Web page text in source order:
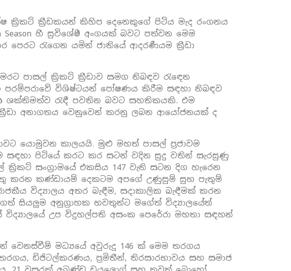
ක්‍රිකට් ක්‍රීඩකයන් කිහිප දෙනෙකුගේ පිටිය මැද රංගනය
හී සුවිශේෂී අංගයක් බවට පත්වන මෙම
රැගෙන යමින් ජාතියේ ආදරණීයම ක්‍රීඩා
පාසල් ක්‍රිකට් ක්‍රීඩාව සමග නිබඳව රැ‍ඳෙන
පරම්පරාවේ විශිෂ්ටයන් පෝෂණය කිරීම සඳහා නිබඳව
ශක්තිමත්ව රැඳී පවතින බවට සහතිකයකි. එම
අනාගතය වෙනුවෙන් කරනු ලබන ආයෝජනයක් ද
යොමුවන කාලයයි. මුළු මහත් පාසල් ප්‍රජාවම
සඳහා පිටියේ කරට කර සටන් වදින සුදු වතින් සැරසුණු
සංග්‍රාමයේ එකසිය 147 වැනි සටන දිග හැරෙන
කරන කණ්ඩායම් දෙකටම අපගේ උණුසුම් සුභ පැතුම්
විද්‍යාලය අතර බැඳීම, සදාකාලික බැඳීමක් කරන
සියලුම අනුග්‍රාහක භවතුන්ට මගේත් විද්‍යාලයේත්
උප විදුහල්පති අසංක පෙරේරා මහතා සඳහන්
මධ්‍යයේ අවුරුදු 146 ක් මෙම තරගය
ඩිජිටල්කරණය, ප්‍රමිතීන්, තිරසාරභාවය සහ සමාජ